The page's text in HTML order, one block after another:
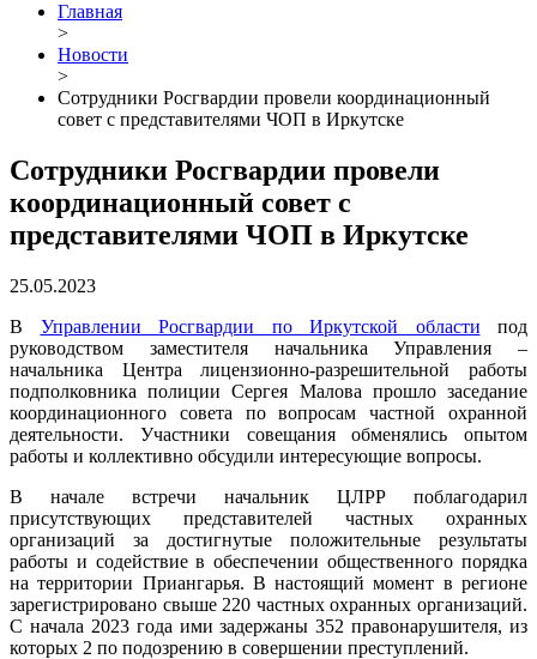
Главная
>
Новости
>
Сотрудники Росгвардии провели координационный
совет с представителями ЧОП в Иркутске
Сотрудники Росгвардии провели
координационный совет с
представителями ЧОП в Иркутске
25.05.2023
В Управлении Росгвардии по Иркутской области под
руководством заместителя начальника Управления –
начальника Центра лицензионно-разрешительной работы
подполковника полиции Сергея Малова прошло заседание
координационного совета по вопросам частной охранной
деятельности. Участники совещания обменялись опытом
работы и коллективно обсудили интересующие вопросы.
В начале встречи начальник ЦЛРР поблагодарил
присутствующих представителей частных охранных
организаций за достигнутые положительные результаты
работы и содействие в обеспечении общественного порядка
на территории Приангарья. В настоящий момент в регионе
зарегистрировано свыше 220 частных охранных организаций.
С начала 2023 года ими задержаны 352 правонарушителя, из
которых 2 по подозрению в совершении преступлений.